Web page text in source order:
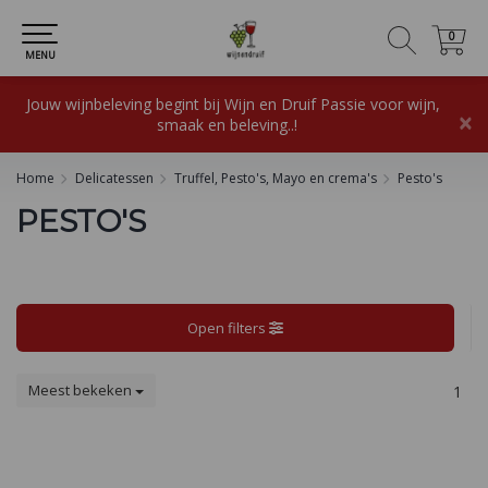
0
0
MENU
Jouw wijnbeleving begint bij Wijn en Druif Passie voor wijn,
smaak en beleving..!
×
Home Delicatessen Truffel, Pesto's, Mayo en crema's Pesto's
PESTO'S
Open filters
Meest bekeken 1